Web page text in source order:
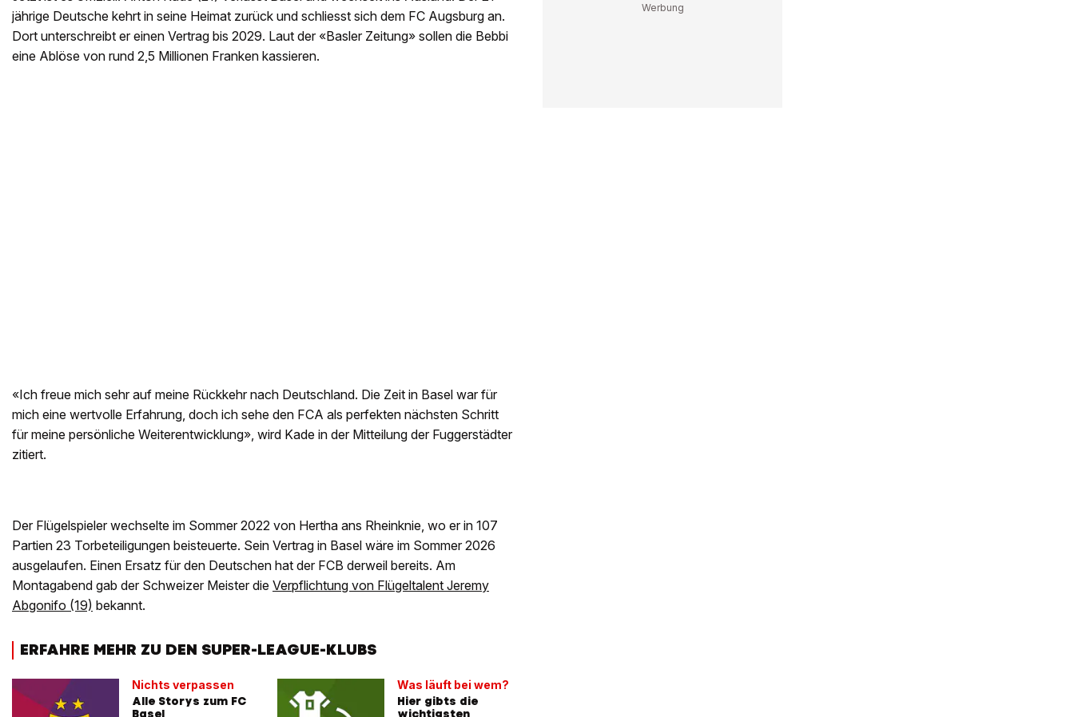
jährige Deutsche kehrt in seine Heimat zurück und schliesst sich dem FC Augsburg an.
Dort unterschreibt er einen Vertrag bis 2029. Laut der «Basler Zeitung» sollen die Bebbi
eine Ablöse von rund 2,5 Millionen Franken kassieren.
«Ich freue mich sehr auf meine Rückkehr nach Deutschland. Die Zeit in Basel war für
mich eine wertvolle Erfahrung, doch ich sehe den FCA als perfekten nächsten Schritt
für meine persönliche Weiterentwicklung», wird Kade in der Mitteilung der Fuggerstädter
zitiert.
Der Flügelspieler wechselte im Sommer 2022 von Hertha ans Rheinknie, wo er in 107
Partien 23 Torbeteiligungen beisteuerte. Sein Vertrag in Basel wäre im Sommer 2026
ausgelaufen. Einen Ersatz für den Deutschen hat der FCB derweil bereits. Am
Montagabend gab der Schweizer Meister die Verpflichtung von Flügeltalent Jeremy
Abgonifo (19) bekannt.
ERFAHRE MEHR ZU DEN SUPER-LEAGUE-KLUBS
Nichts verpassen
Alle Storys zum FC
Basel
Was läuft bei wem?
Hier gibts die
wichtigsten